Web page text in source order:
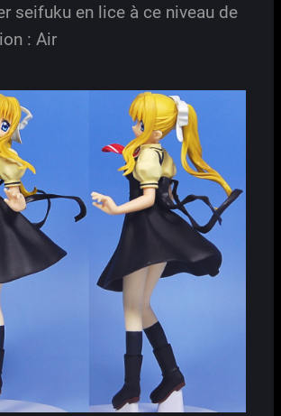
seifuku en lice à ce niveau de
: Air